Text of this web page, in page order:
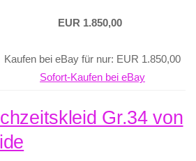
EUR 1.850,00
Kaufen bei eBay für nur: EUR 1.850,00
Sofort-Kaufen bei eBay
Gr.34 von